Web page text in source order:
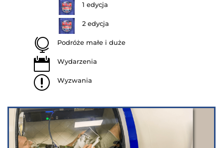
1 edycja
2 edycja
 Podróże małe i duże
 Wydarzenia
r Wyzwania